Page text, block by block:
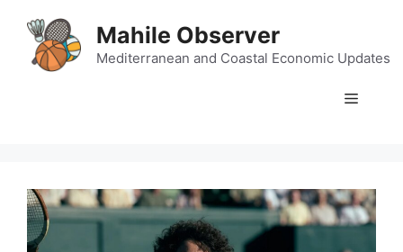
content
Mahile Observer
Mediterranean and Coastal Economic Updates
Menu